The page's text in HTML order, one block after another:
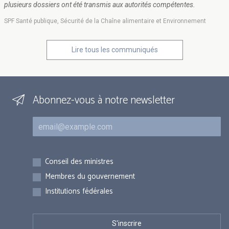
plusieurs dossiers ont été transmis aux autorités compétentes.
SPF Santé publique, Sécurité de la Chaîne alimentaire et Environnement
Lire tous les communiqués
Abonnez-vous à notre newsletter
Courriel
Inscriptions
Conseil des ministres
Membres du gouvernement
Institutions fédérales